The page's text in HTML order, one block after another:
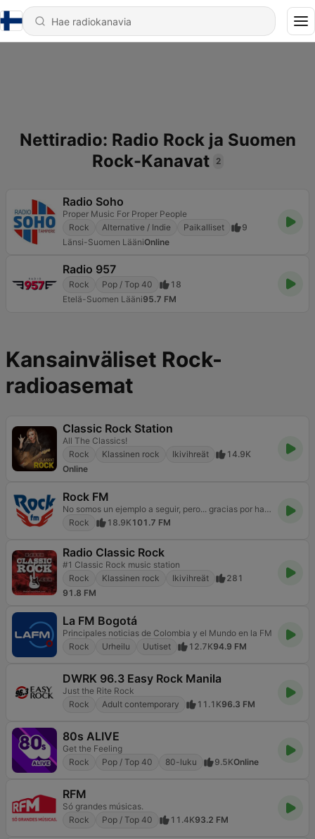
Nettiradio: Radio Rock ja Suomen
Rock-Kanavat
2
Radio Soho
Proper Music For Proper People
Rock
Alternative / Indie Paikalliset
9
Länsi-Suomen LääniOnline
Radio 957
Rock Pop / Top 40
18
Etelä-Suomen Lääni95.7 FM
Kansainväliset Rock-
radioasemat
Classic Rock Station
All The Classics!
Rock
Klassinen rock Ikivihreät
14.9K
Online
Rock FM
No somos un ejemplo a seguir, pero... gracias por hacerlo
Rock
18.9K101.7 FM
Radio Classic Rock
#1 Classic Rock music station
Rock
Klassinen rock Ikivihreät
281
91.8 FM
La FM Bogotá
Principales noticias de Colombia y el Mundo en la FM
Rock
Urheilu Uutiset 12.7K94.9 FM
DWRK 96.3 Easy Rock Manila
Just the Rite Rock
Rock
Adult contemporary 11.1K96.3 FM
80s ALIVE
Get the Feeling
Rock
Pop / Top 40 80-luku 9.5KOnline
RFM
Só grandes músicas.
Rock
Pop / Top 40 11.4K93.2 FM